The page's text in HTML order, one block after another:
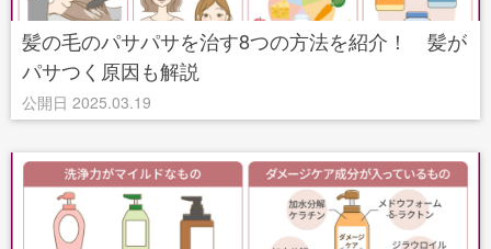
髪の毛のパサパサを治す8つの方法を紹介！ 髪が
パサつく原因も解説
公開日 2025.03.19